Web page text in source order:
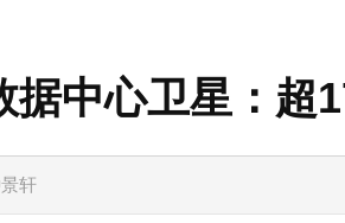
中心卫星：超
轩